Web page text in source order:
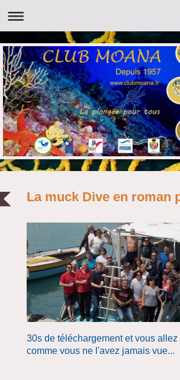
La muck Dive en roman
30s de téléchargement et vous
comme vous ne l'avez jamais vue...